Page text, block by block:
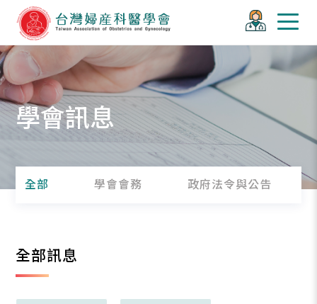
學會訊息
全部 學會會務 政府法令與公告
全部訊息